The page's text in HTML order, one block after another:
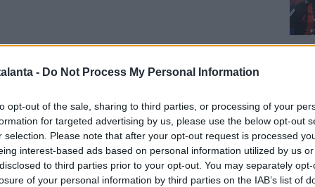
- Do Not Process My Personal Information
opt-out of the sale, sharing to third parties, or processing of your
for targeted advertising by us, please use the below opt-out
selection. Please note that after your opt-out request is processed
interest-based ads based on personal information utilized by us
to third parties prior to your opt-out. You may separately
of your personal information by third parties on the IAB’s list of